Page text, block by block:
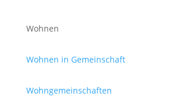
Wohnen
Wohnen in Gemeinschaft
Wohngemeinschaften